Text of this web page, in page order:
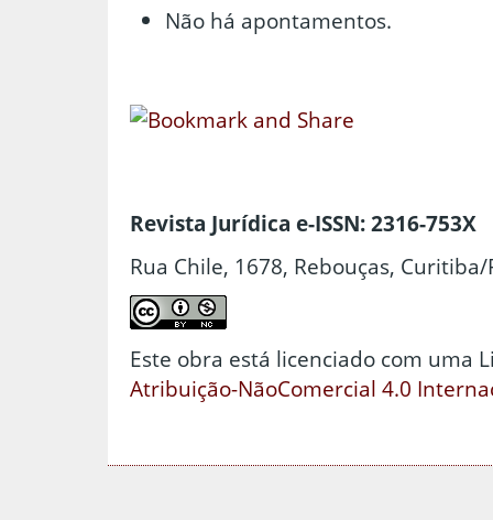
Não há apontamentos.
Revista Jurídica e-ISSN: 2316-753X
Rua Chile, 1678, Rebouças, Curitiba/
Este obra está licenciado com uma
Atribuição-NãoComercial 4.0